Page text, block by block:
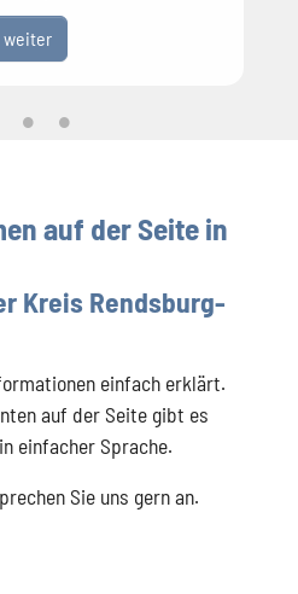
weiter
auf der Seite in
Kreis Rendsburg-
einfach erklärt.
auf der Seite gibt es
einfacher Sprache.
Sie uns gern an.